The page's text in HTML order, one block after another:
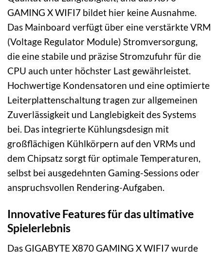
GAMING X WIFI7 bildet hier keine Ausnahme.
Das Mainboard verfügt über eine verstärkte VRM
(Voltage Regulator Module) Stromversorgung,
die eine stabile und präzise Stromzufuhr für die
CPU auch unter höchster Last gewährleistet.
Hochwertige Kondensatoren und eine optimierte
Leiterplattenschaltung tragen zur allgemeinen
Zuverlässigkeit und Langlebigkeit des Systems
bei. Das integrierte Kühlungsdesign mit
großflächigen Kühlkörpern auf den VRMs und
dem Chipsatz sorgt für optimale Temperaturen,
selbst bei ausgedehnten Gaming-Sessions oder
anspruchsvollen Rendering-Aufgaben.
Innovative Features für das ultimative
Spielerlebnis
Das GIGABYTE X870 GAMING X WIFI7 wurde